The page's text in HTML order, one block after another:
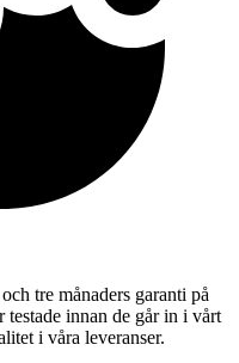
tre månaders garanti på
testade innan de går in i vårt
i våra leveranser.